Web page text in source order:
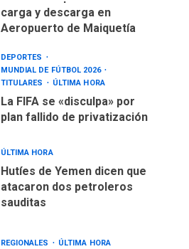
carga y descarga en
Aeropuerto de Maiquetía
DEPORTES
MUNDIAL DE FÚTBOL 2026
TITULARES
ÚLTIMA HORA
La FIFA se «disculpa» por
plan fallido de privatización
ÚLTIMA HORA
Hutíes de Yemen dicen que
atacaron dos petroleros
sauditas
REGIONALES ÚLTIMA HORA